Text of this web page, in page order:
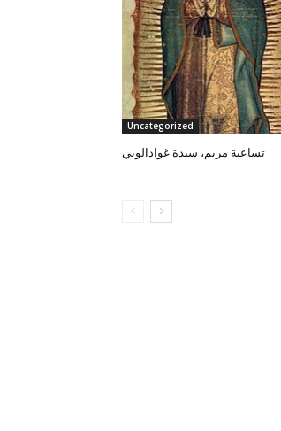
Uncategorized
تساعية مريم، سيدة غوادالوبي